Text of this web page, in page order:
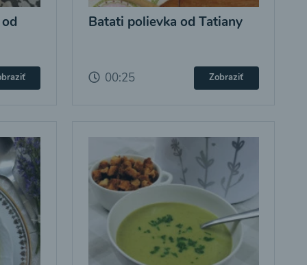
Batati polievka od Tatiany
00:25 Zobraziť